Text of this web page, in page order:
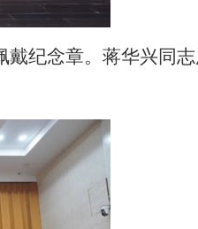
戴纪念章。蒋华兴同